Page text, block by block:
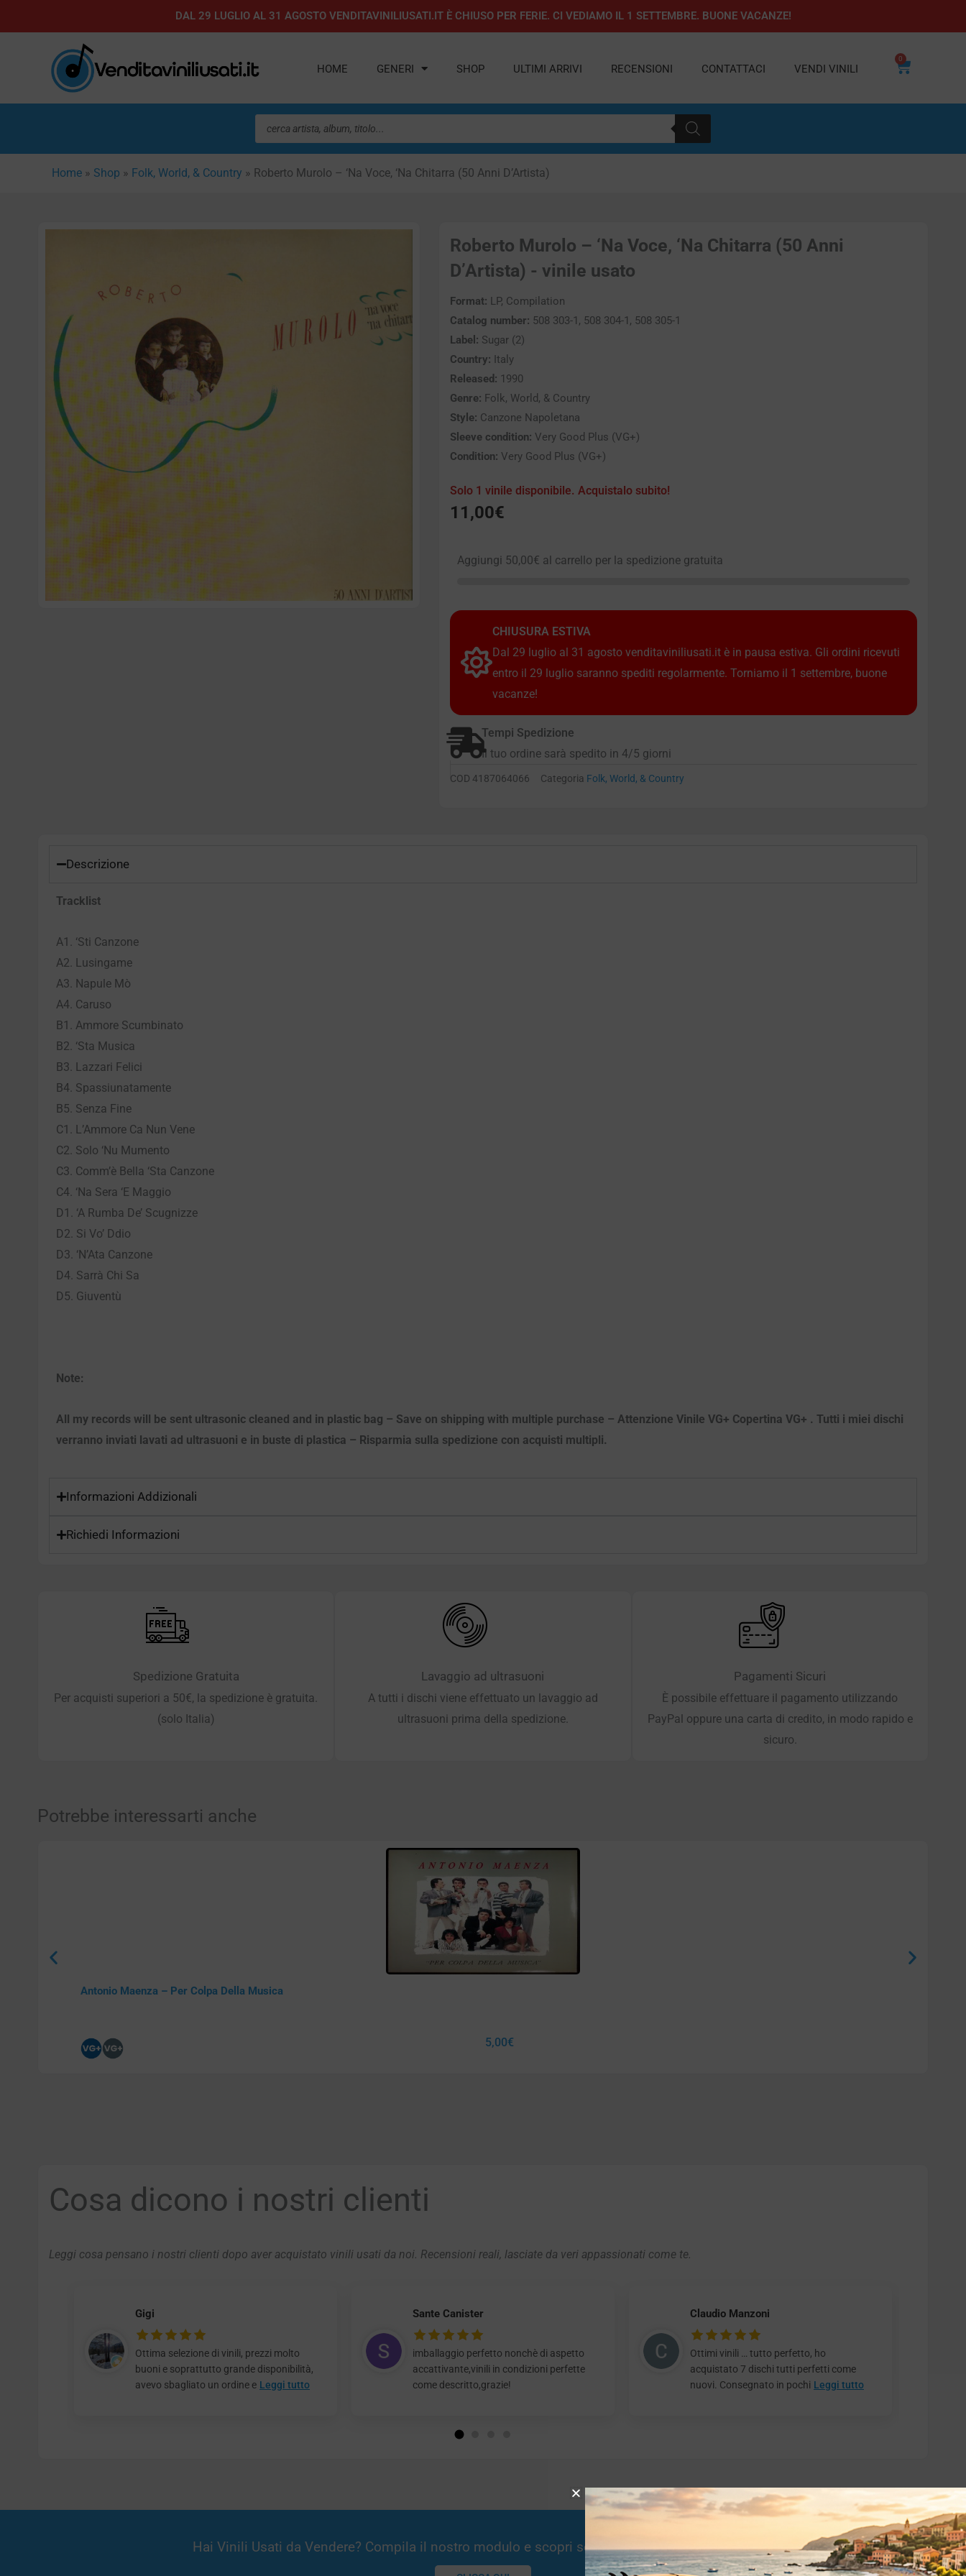
al
DAL 29 LUGLIO AL 31 AGOSTO VENDITAVINILIUSATI.IT È CHIUSO PER FERIE. CI VEDIAMO IL 1 SETTEMBRE. BUONE VACANZE!
HOME GENERI SHOP ULTIMI ARRIVI RECENSIONI CONTATTACI VENDI VINILI
0
Carrello
Ricerca
prodotti
Home » Shop » Folk, World, & Country » Roberto Murolo – ‘Na Voce, ‘Na Chitarra (50 Anni D’Artista)
Roberto Murolo – ‘Na Voce, ‘Na Chitarra (50 Anni
D’Artista) - vinile usato
Format: LP, Compilation
Catalog number: 508 303-1, 508 304-1, 508 305-1
Label: Sugar (2)
Country: Italy
Released: 1990
Genre: Folk, World, & Country
Style: Canzone Napoletana
Sleeve condition: Very Good Plus (VG+)
Condition: Very Good Plus (VG+)
Solo 1 vinile disponibile. Acquistalo subito!
11,00€
Aggiungi 50,00€ al carrello per la spedizione gratuita
CHIUSURA ESTIVA
Dal 29 luglio al 31 agosto venditaviniliusati.it è in pausa estiva. Gli ordini ricevuti
entro il 29 luglio saranno spediti regolarmente. Torniamo il 1 settembre, buone
vacanze!
Tempi Spedizione
Il tuo ordine sarà spedito in 4/5 giorni
COD 4187064066 Categoria Folk, World, & Country
Descrizione
Tracklist
A1. ‘Sti Canzone
A2. Lusingame
A3. Napule Mò
A4. Caruso
B1. Ammore Scumbinato
B2. ‘Sta Musica
B3. Lazzari Felici
B4. Spassiunatamente
B5. Senza Fine
C1. L’Ammore Ca Nun Vene
C2. Solo ‘Nu Mumento
C3. Comm’è Bella ‘Sta Canzone
C4. ‘Na Sera ‘E Maggio
D1. ‘A Rumba De’ Scugnizze
D2. Si Vo’ Ddio
D3. ‘N’Ata Canzone
D4. Sarrà Chi Sa
D5. Giuventù
Note:
All my records will be sent ultrasonic cleaned and in plastic bag – Save on shipping with multiple purchase – Attenzione Vinile VG+ Copertina VG+ . Tutti i miei dischi
verranno inviati lavati ad ultrasuoni e in buste di plastica – Risparmia sulla spedizione con acquisti multipli.
Informazioni Addizionali
Richiedi Informazioni
Spedizione Gratuita
Per acquisti superiori a 50€, la spedizione è gratuita.
(solo Italia)
Lavaggio ad ultrasuoni
A tutti i dischi viene effettuato un lavaggio ad
ultrasuoni prima della spedizione.
Pagamenti Sicuri
È possibile effettuare il pagamento utilizzando
PayPal oppure una carta di credito, in modo rapido e
sicuro.
Potrebbe interessarti anche
Antonio Maenza – Per Colpa Della Musica
5,00€
Cosa dicono i nostri clienti
Leggi cosa pensano i nostri clienti dopo aver acquistato vinili usati da noi. Recensioni reali, lasciate da veri appassionati come te.
Gigi
Ottima selezione di vinili, prezzi molto
buoni e soprattutto grande disponibilità,
avevo sbagliato un ordine e Leggi tutto
Sante Canister
imballaggio perfetto nonchè di aspetto
accattivante,vinili in condizioni perfette
come descritto,grazie!
Claudio Manzoni
Ottimi vinili … tutto perfetto, ho
acquistato 7 dischi tutti perfetti come
nuovi. Consegnato in pochi Leggi tutto
Hai Vinili Usati da Vendere? Compila il nostro modulo e scopri se potremmo essere interessati!